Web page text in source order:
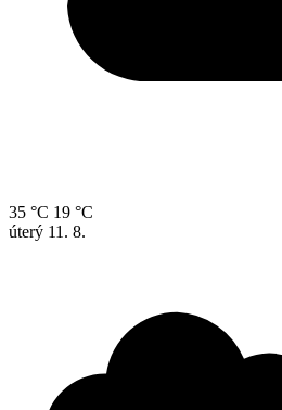
35 °C 19 °C
úterý 11. 8.